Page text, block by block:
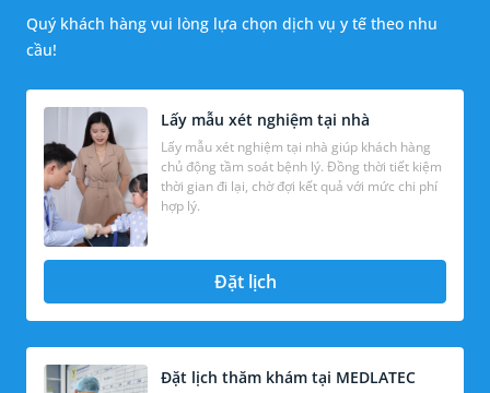
Quý khách hàng vui lòng lựa chọn dịch vụ y tế theo nhu
cầu!
Lấy mẫu xét nghiệm tại nhà
Lấy mẫu xét nghiệm tại nhà giúp khách hàng
chủ động tầm soát bệnh lý. Đồng thời tiết kiệm
thời gian đi lại, chờ đợi kết quả với mức chi phí
hợp lý.
Đặt lịch
Đặt lịch thăm khám tại MEDLATEC